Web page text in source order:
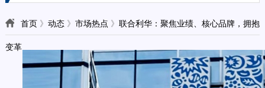
首页》 动态》 市场热点 》 联合利华：聚焦业绩、核心品牌，拥抱
变革